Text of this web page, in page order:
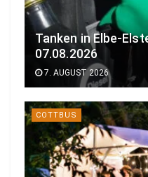
Tanken in Elbe-
07.08.2026
7. AUGUST 2026
COTTBUS